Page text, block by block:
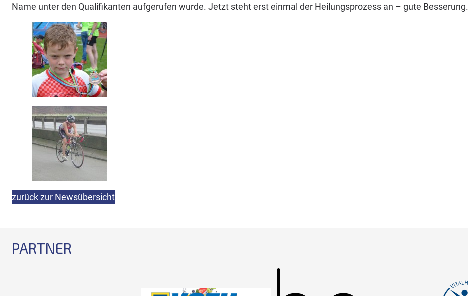
Name unter den Qualifikanten aufgerufen wurde. Jetzt steht erst einmal der Heilungsprozess an – gute Besserung.
zurück zur Newsübersicht
PARTNER